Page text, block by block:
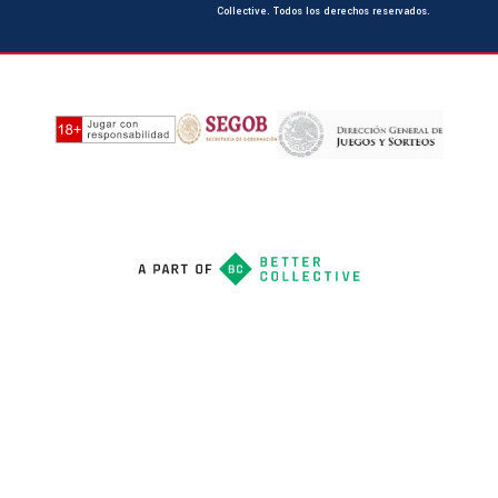
Collective. Todos los derechos reservados.